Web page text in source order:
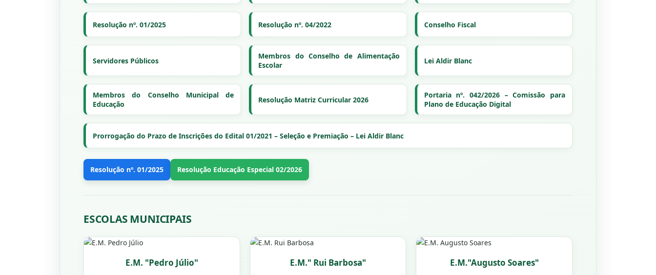
Resolução nº. 01/2025 Resolução nº. 04/2022 Conselho Fiscal
Servidores Públicos
Membros do Conselho de Alimentação
Escolar
Lei Aldir Blanc
Membros do Conselho Municipal de
Educação
Resolução Matriz Curricular 2026
Portaria nº. 042/2026 – Comissão para
Plano de Educação Digital
Prorrogação do Prazo de Inscrições do Edital 01/2021 – Seleção e Premiação – Lei Aldir Blanc
Resolução nº. 01/2025 Resolução Educação Especial 02/2026
ESCOLAS MUNICIPAIS
E.M. "Pedro Júlio" E.M." Rui Barbosa" E.M."Augusto Soares"